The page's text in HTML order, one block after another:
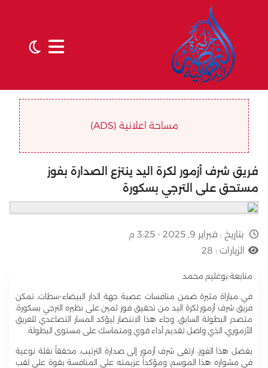
مساحة اعلانية (ADS)
فريق شرف أزمور لكرة اليد ينتزع الصدارة بفوز
مستحق على الترجي بسكورة
بتاريخ : فبراير 9, 2025 - 3:25 م
الزيارات : 28
متابعة:بوغليم محمد
في مباراة مثيرة ضمن منافسات عصبة جهة الدار البيضاء-سطات، تمكن
فريق شرف أزمور لكرة اليد من تحقيق فوز ثمين على نظيره الترجي بسكورة،
متصدر البطولة السابق. وجاء هذا الانتصار ليؤكد المسار التصاعدي للفريق
الأزموري، الذي واصل تقديم أداء قوي ومتماسك على مستوى البطولة.
بفضل هذا الفوز، ارتقى شرف أزمور إلى صدارة الترتيب، محققاً نقلة نوعية
في مشواره هذا الموسم، ومؤكداً عزيمته على المنافسة بقوة على لقب